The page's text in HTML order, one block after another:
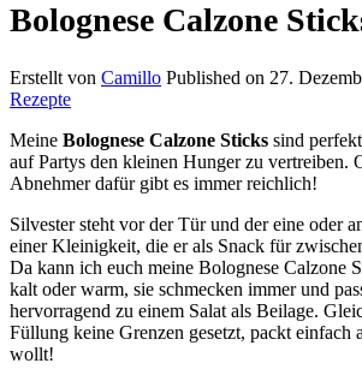
Bolognese Calzone
Erstellt von Camillo Published on 27.
Rezepte
Meine Bolognese Calzone Sticks sind
auf Partys den kleinen Hunger zu vertreiben.
Abnehmer dafür gibt es immer reichlich!
Silvester steht vor der Tür und der eine oder
einer Kleinigkeit, die er als Snack für
Da kann ich euch meine Bolognese Calzone
kalt oder warm, sie schmecken immer und
hervorragend zu einem Salat als Beilage.
Füllung keine Grenzen gesetzt, packt einfach
wollt!